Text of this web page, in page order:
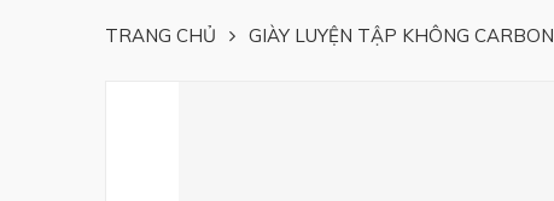
TRANG CHỦ GIÀY LUYỆN TẬP KHÔNG CARBON